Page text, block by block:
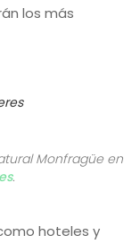
los más
Monfragüe en
.
hoteles y